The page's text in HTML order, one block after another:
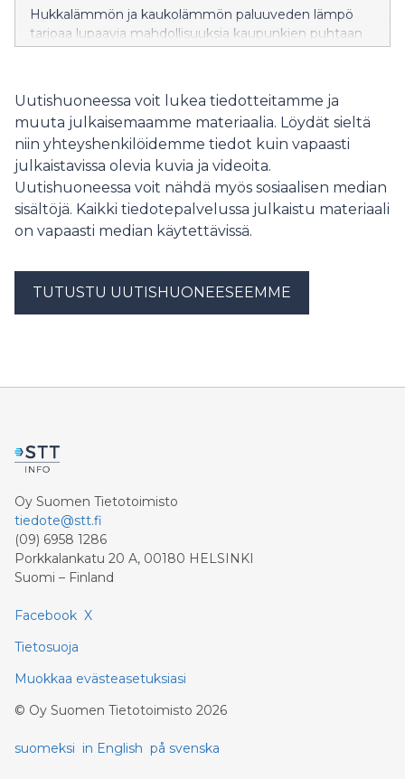
Hukkalämmön ja kaukolämmön paluuveden lämpö
tarjoaa lupaavia mahdollisuuksia kaupunkien puhtaan
siirtymän edistämiseen. Oulun yliopiston Kavereno-
40 prosenttia, samalla kun hiilidioksidipäästöt
vähenevät noin kolmanneksen.
Uutishuoneessa voit lukea tiedotteitamme ja
muuta julkaisemaamme materiaalia. Löydät sieltä
niin yhteyshenkilöidemme tiedot kuin vapaasti
julkaistavissa olevia kuvia ja videoita.
Uutishuoneessa voit nähdä myös sosiaalisen median
sisältöjä. Kaikki tiedotepalvelussa julkaistu materiaali
on vapaasti median käytettävissä.
TUTUSTU UUTISHUONEESEEMME
Oy Suomen Tietotoimisto
tiedote@stt.fi
(09) 6958 1286
Porkkalankatu 20 A, 00180 HELSINKI
Suomi – Finland
Facebook X
Tietosuoja
Muokkaa evästeasetuksiasi
© Oy Suomen Tietotoimisto 2026
suomeksi in English på svenska